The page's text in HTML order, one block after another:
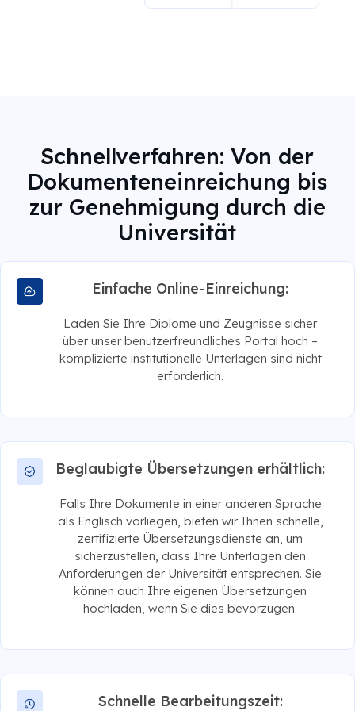
Schnellverfahren: Von der
Dokumenteneinreichung bis
zur Genehmigung durch die
Universität
Einfache Online-Einreichung:
Laden Sie Ihre Diplome und Zeugnisse sicher
über unser benutzerfreundliches Portal hoch –
komplizierte institutionelle Unterlagen sind nicht
erforderlich.
Beglaubigte Übersetzungen erhältlich:
Falls Ihre Dokumente in einer anderen Sprache
als Englisch vorliegen, bieten wir Ihnen schnelle,
zertifizierte Übersetzungsdienste an, um
sicherzustellen, dass Ihre Unterlagen den
Anforderungen der Universität entsprechen. Sie
können auch Ihre eigenen Übersetzungen
hochladen, wenn Sie dies bevorzugen.
Schnelle Bearbeitungszeit: